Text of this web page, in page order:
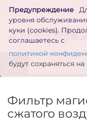
Предупреждение
уровня
куки (cookies).
соглашаетесь с
политикой
будут сохраняться
Фильтр
сжатого